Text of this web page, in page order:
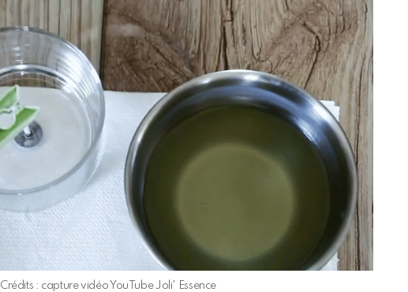
Crédits : capture vidéo YouTube Joli' Essence